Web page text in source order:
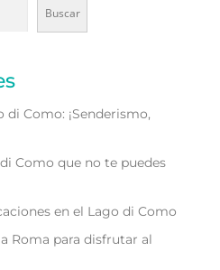
Buscar
di Como: ¡Senderismo,
Como que no te puedes
en el Lago di Como
Roma para disfrutar al